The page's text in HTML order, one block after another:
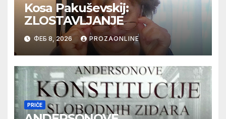
Kosa Pakuševskij:
ZLOSTAVLJANJE
ФЕБ 8, 2026 PROZAONLINE
PRIČE